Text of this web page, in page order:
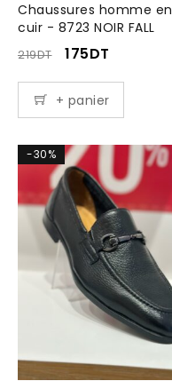
Chaussures homme en
cuir - 8723 NOIR FALL
219DT 175DT
+ panier
-30%